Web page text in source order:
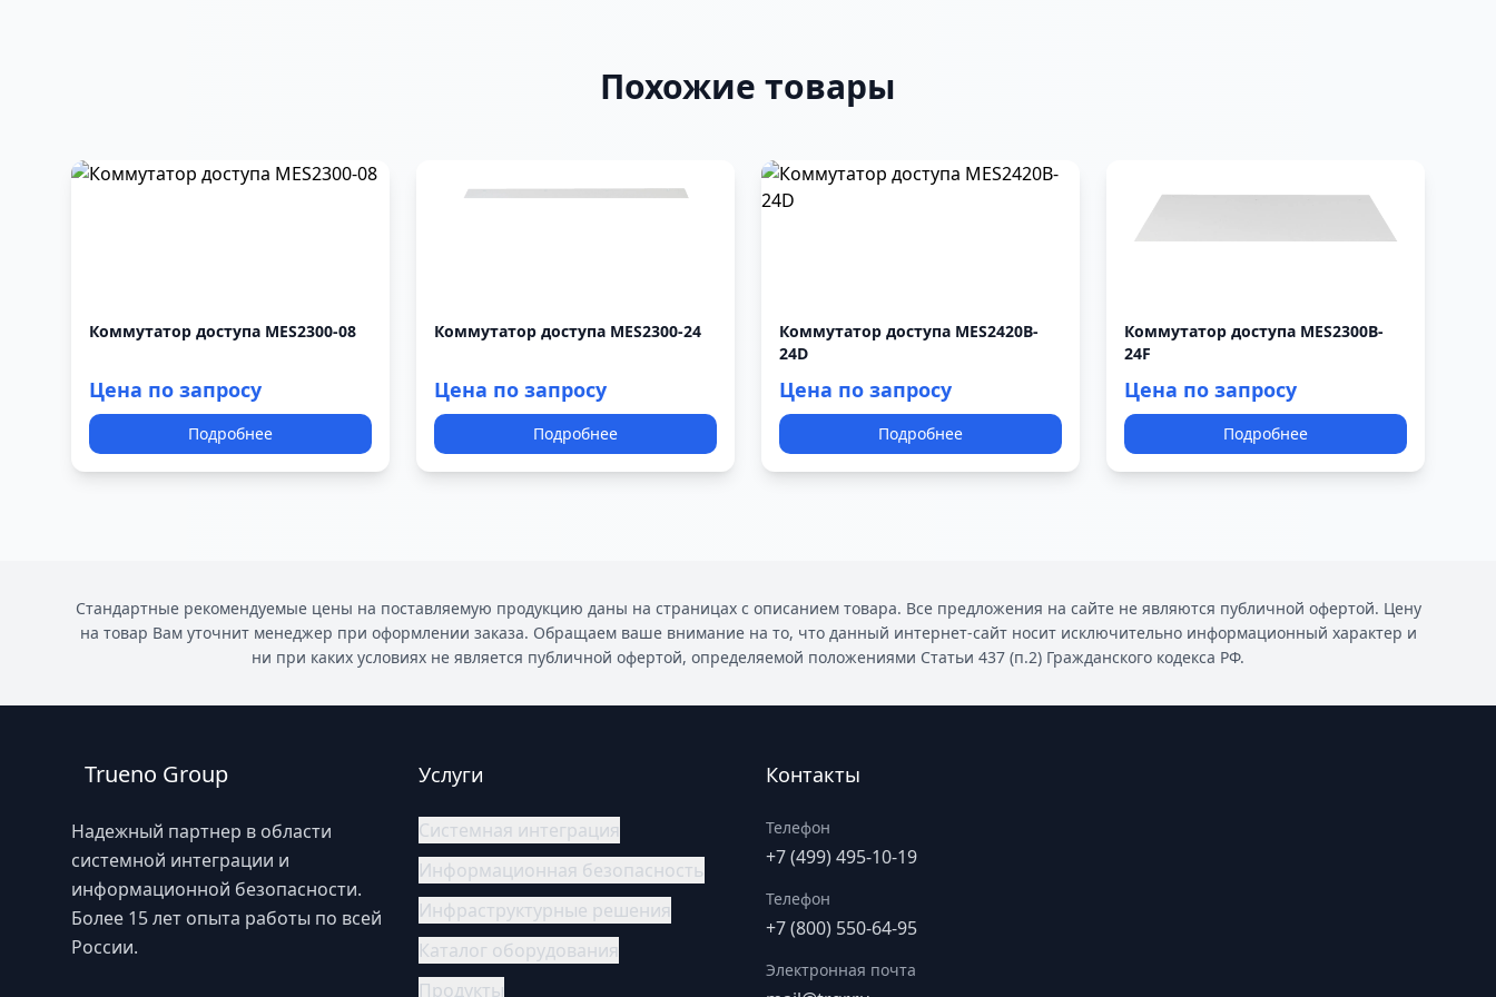
Похожие товары
Коммутатор доступа MES2300-08
Цена по запросу
Подробнее
Коммутатор доступа MES2300-24
Цена по запросу
Подробнее
Коммутатор доступа MES2420B-
24D
Цена по запросу
Подробнее
Коммутатор доступа MES2300B-
24F
Цена по запросу
Подробнее
Стандартные рекомендуемые цены на поставляемую продукцию даны на страницах с описанием товара. Все предложения на сайте не являются публичной офертой. Цену
на товар Вам уточнит менеджер при оформлении заказа. Обращаем ваше внимание на то, что данный интернет-сайт носит исключительно информационный характер и
ни при каких условиях не является публичной офертой, определяемой положениями Статьи 437 (п.2) Гражданского кодекса РФ.
Trueno Group
Надежный партнер в области
системной интеграции и
информационной безопасности.
Более 15 лет опыта работы по всей
России.
Услуги
Системная интеграция
Информационная безопасность
Инфраструктурные решения
Каталог оборудования
Продукты
Контакты
Телефон
+7 (499) 495-10-19
Телефон
+7 (800) 550-64-95
Электронная почта